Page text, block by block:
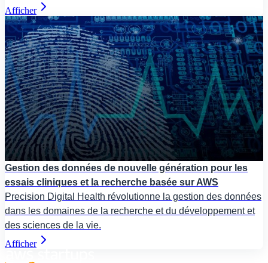
Afficher
Gestion des données de nouvelle génération pour les
essais cliniques et la recherche basée sur AWS
Precision Digital Health révolutionne la gestion des données
dans les domaines de la recherche et du développement et
des sciences de la vie.
Afficher